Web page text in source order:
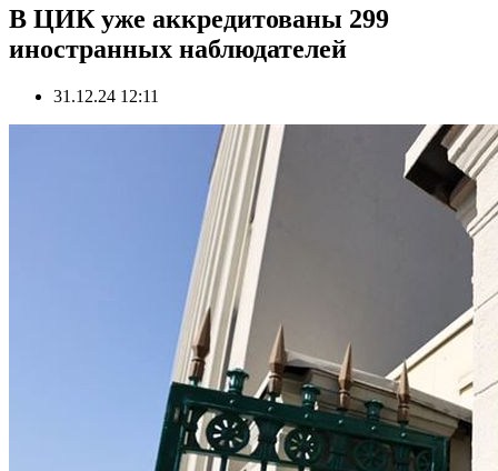
В ЦИК уже аккредитованы 299
иностранных наблюдателей
31.12.24 12:11